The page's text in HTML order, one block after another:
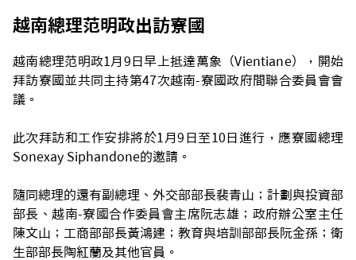
越南總理范明政出訪寮國
越南總理范明政1月9日早上抵達萬象（Vientiane），開始
拜訪寮國並共同主持第47次越南-寮國政府間聯合委員會會
議。
此次拜訪和工作安排將於1月9日至10日進行，應寮國總理
Sonexay Siphandone的邀請。
隨同總理的還有副總理、外交部部長裴青山；計劃與投資部
部長、越南-寮國合作委員會主席阮志雄；政府辦公室主任
陳文山；工商部部長黃鴻建；教育與培訓部部長阮金孫；衛
生部部長陶紅蘭及其他官員。